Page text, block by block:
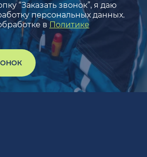
“Заказать звонок”, я даю
персональных данных.
в Политике